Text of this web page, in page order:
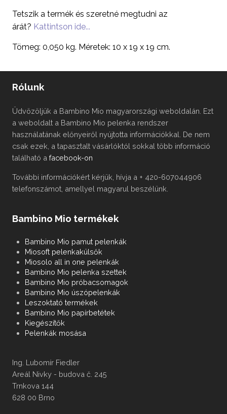
Tetszik a termék és szeretné megtudni az
árát? Kattintson ide...
Tömeg: 0,050 kg. Méretek: 10 x 19 x 19 cm.
Rólunk
Üdvözöljük a Bambino Mio magyarországi weboldalán. Ezt
a weboldalt a Bambino Mio pelenka rendszer
használatának előnyeiről nyújtotta információkkal. De nem
csak ezek, a tapasztalt vásárlóktól sokkal több információ
található a facebook-on
További információkért kérjük, hívja a + 420-607044906
telefonszámot, amellyel magyarul beszélünk.
Bambino Mio termékek
Bambino Mio pamut pelenkák
Miosoft pelenkakülsők
Miosolo all in one pelenkák
Bambino Mio pelenka szettek
Bambino Mio próbacsomagok
Bambino Mio úszópelenkák
Leszoktató termékek
Bambino Mio papírbetétek
Kiegészítők
Pelenkák mosása
Ing. Lubomír Fiedler
Areál Nivky - budova č. 245
Trnkova 144
628 00 Brno